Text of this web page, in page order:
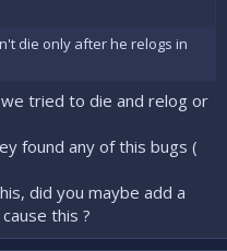
die only after he relogs in
tried to die and relog or
found any of this bugs (
did you maybe add a
this ?